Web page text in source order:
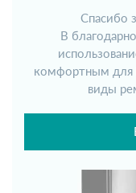
Спасибо
В
комфортным для
виды